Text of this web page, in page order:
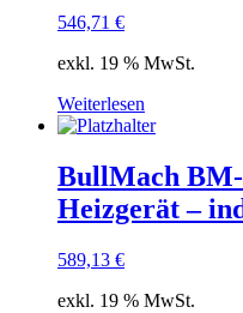
546,71 €
exkl. 19 % MwSt.
Weiterlesen
BullMach
Heizgerät –
589,13 €
exkl. 19 % MwSt.